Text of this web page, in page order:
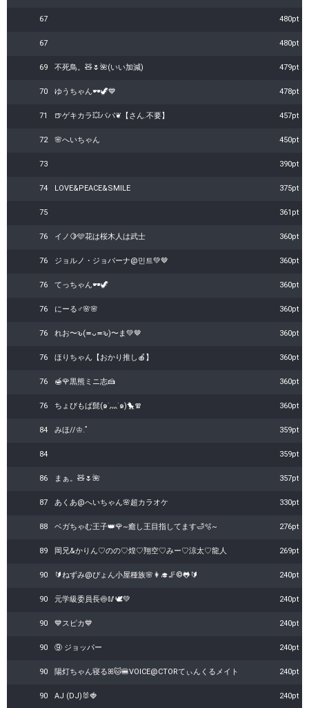
67 480pt
67 480pt
69 不死鳥。🧸🌷🌺(いい加減) 479pt
70 ゆうちゃん🕶️🦖💙 478pt
71 🍺ゲキカラ💥パパ❦【さん.不要】 457pt
72 🌸へいちゃん 450pt
73 390pt
74 LOVE&PEACE&SMILE 375pt
75 361pt
76 イノ🍋🩵花は桜木人は武士 360pt
76 ジョルノ・ジョバーナ@민트💚🤎 360pt
76 てっちゃん🕶️🦖 360pt
76 にーる♂🌸🌸 360pt
76 れお〜ԅ(≖ᴗ≖​ԅ)〜ま💚🤎 360pt
76 ほりちゃん【おかり推し🍎】 360pt
76 🍯🌹黒熊ミニ志🍰 360pt
76 ちょびもぱ髭(๑˙灬˙๑)🐤🧣 360pt
84 みほ//♔.ﾟ 359pt
84 359pt
86 まぁ。🧸🌷🌺 357pt
87 あくあ@へいちゃん🌸超カラオケ 330pt
88 ベガちゃむ王子👑🌹~癒し王目指してます🛁🫧~ 276pt
89 岡兄&かりん♡のの♡煌♡翔空♡みー♡涼太♡龍人 269pt
90 🔰ねずみ@ぴょん小屋種族🌸👩‍🎓🦵©︎🐸🔰 240pt
90 元学級委員長🍥🥢🕊️💚 240pt
90 💙スピカ💙 240pt
90 ⑨ ジョッパー 240pt
90 陽灯ちゃん寝るꕤ🐱🍔VOICE@CTORてぃんくるメイト 240pt
90 AJ (DJ)🐰🍓 240pt